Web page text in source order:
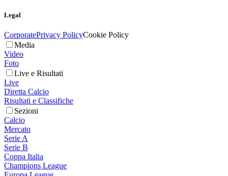
Legal
CorporatePrivacy PolicyCookie Policy
Media
Video
Foto
Live e Risultati
Live
Diretta Calcio
Risultati e Classifiche
Sezioni
Calcio
Mercato
Serie A
Serie B
Coppa Italia
Champions League